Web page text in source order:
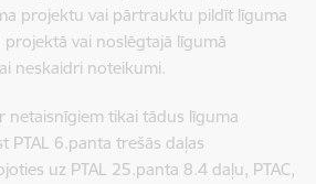
projektu vai pārtrauktu pildīt līguma
vai noslēgtajā līgumā
neskaidri noteikumi.
netaisnīgiem tikai tādus līguma
PTAL 6.panta trešās daļas
uz PTAL 25.panta 8.4 daļu, PTAC,